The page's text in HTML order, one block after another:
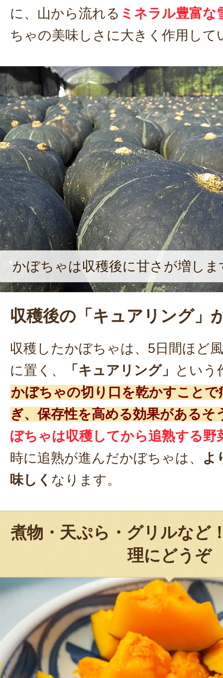
に、山から流れる ミネラル豊富な
ちゃの美味しさに大きく作用して
かぼちゃは収穫後に甘さが増しま
収穫後の「キュアリング」
収穫したかぼちゃは、5日間ほど
に置く、
「キュアリング」
という
かぼちゃの切り口を乾かすことで
ぎ、保存性を高める効果があるそ
ぼちゃは収穫してから追熟する野
時に追熟が進んだかぼちゃは、 よ
味しく なります。
煮物・天ぷら・グリルなど
理にどうぞ